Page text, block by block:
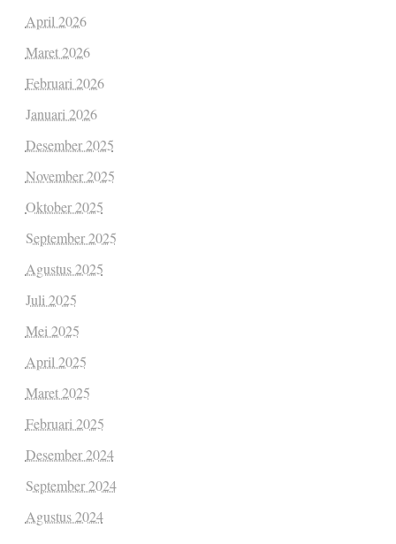
April 2026
Maret 2026
Februari 2026
Januari 2026
Desember 2025
November 2025
Oktober 2025
September 2025
Agustus 2025
Juli 2025
Mei 2025
April 2025
Maret 2025
Februari 2025
Desember 2024
September 2024
Agustus 2024